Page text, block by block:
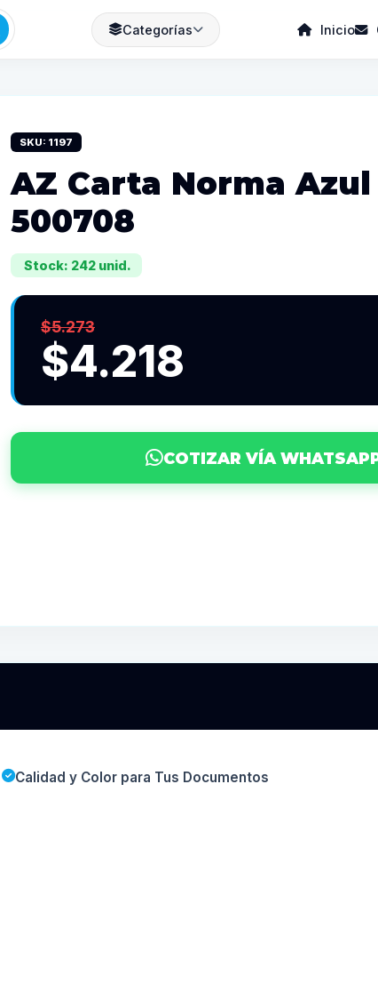
Categorías Inicio
SKU: 1197
AZ Carta Norma Azul
500708
Stock: 242 unid.
$5.273
$4.218
COTIZAR VÍA
Calidad y Color para Tus Documentos